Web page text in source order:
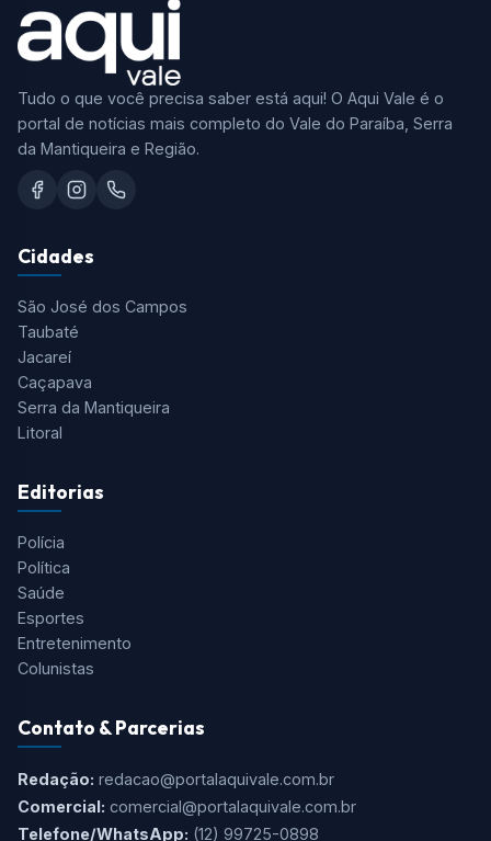
Tudo o que você precisa saber está aqui! O Aqui Vale é o
portal de notícias mais completo do Vale do Paraíba, Serra
da Mantiqueira e Região.
Cidades
São José dos Campos
Taubaté
Jacareí
Caçapava
Serra da Mantiqueira
Litoral
Editorias
Polícia
Política
Saúde
Esportes
Entretenimento
Colunistas
Contato & Parcerias
Redação: redacao@portalaquivale.com.br
Comercial: comercial@portalaquivale.com.br
Telefone/WhatsApp: (12) 99725-0898